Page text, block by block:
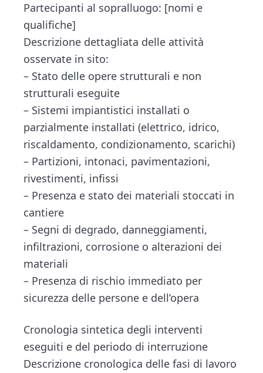
Partecipanti al sopralluogo: [nomi e
qualifiche]
Descrizione dettagliata delle attività
osservate in sito:
– Stato delle opere strutturali e non
strutturali eseguite
– Sistemi impiantistici installati o
parzialmente installati (elettrico, idrico,
riscaldamento, condizionamento, scarichi)
– Partizioni, intonaci, pavimentazioni,
rivestimenti, infissi
– Presenza e stato dei materiali stoccati in
cantiere
– Segni di degrado, danneggiamenti,
infiltrazioni, corrosione o alterazioni dei
materiali
– Presenza di rischio immediato per
sicurezza delle persone e dell’opera
Cronologia sintetica degli interventi
eseguiti e del periodo di interruzione
Descrizione cronologica delle fasi di lavoro